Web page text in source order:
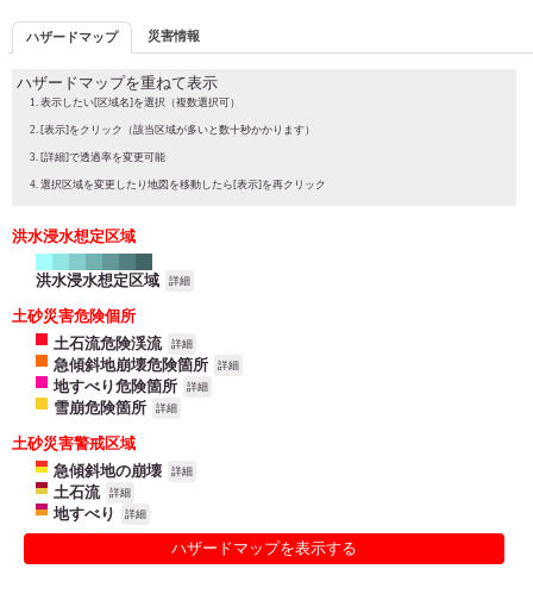
ハザードマップ 災害情報
ハザードマップを重ねて表示
表示したい[区域名]を選択（複数選択可）
[表示]をクリック（該当区域が多いと数十秒かかります）
[詳細]で透過率を変更可能
選択区域を変更したり地図を移動したら[表示]を再クリック
洪水浸水想定区域
洪水浸水想定区域 詳細
土砂災害危険個所
土石流危険渓流
詳細
急傾斜地崩壊危険箇所 詳細
地すべり危険箇所 詳細
雪崩危険箇所 詳細
土砂災害警戒区域
急傾斜地の崩壊
詳細
土石流 詳細
地すべり 詳細
ハザードマップを表示する